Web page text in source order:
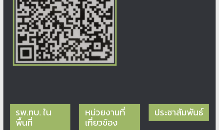
รพ.ทบ. ใน
พื้นที่
หน่วยงานที่
เกี่ยวข้อง
ประชาสัมพันธ์